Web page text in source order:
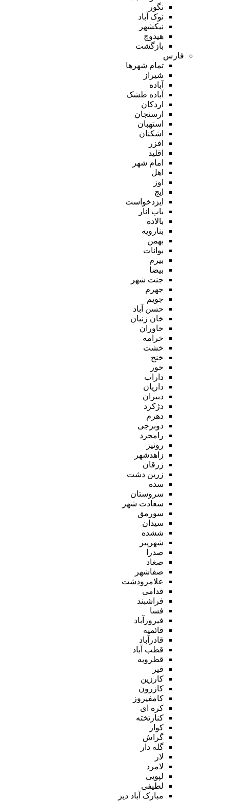
نگور
نوک آباد
نیکشهر
هیدوچ
بازگشت
فارس
تمام شهر‌ها
شیراز
آباده
آباده طشک
اردکان
ارسنجان
استهبان
اشکنان
افزر
اقلید
امام شهر
اهل
اوز
ایج
ایزدخواست
باب انار
بالاده
بنارویه
بهمن
بوانات
بیرم
بیضا
جنت شهر
جهرم
جویم
حسن آباد
خان زنیان
خاوران
خرامه
خشت
خنج
خور
داراب
داریان
دبیران
دژکرد
دهرم
دوبرجی
رامجرد
رونیز
زاهدشهر
زرقان
زرین دشت
سده
سروستان
سعادت شهر
سورمق
سیدان
ششده
شهرپیر
صدرا
صغاد
صفاشهر
علامرودشت
فدامی
فراشبند
فسا
فیروزآباد
قائمیه
قادرآباد
قطب آباد
قطرویه
قیر
کارزین
کازرون
کامفیروز
کره ای
کنارتخته
کوار
گراش
گله دار
لار
لامرد
لپویی
لطیفی
مبارک آباد دیز